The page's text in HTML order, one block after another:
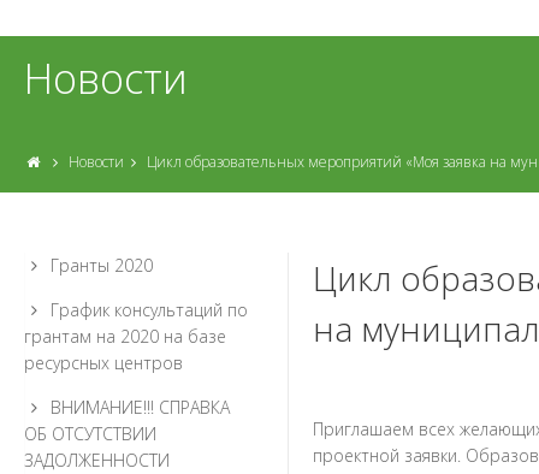
Новости
Новости Цикл образовательных мероприятий «Моя заявка на
Гранты 2020
График консультаций по
грантам на 2020 на базе
ресурсных центров
ВНИМАНИЕ!!! СПРАВКА
ОБ ОТСУТСТВИИ
ЗАДОЛЖЕННОСТИ
Цикл
на
Приглашаем всех
проектной заявки.